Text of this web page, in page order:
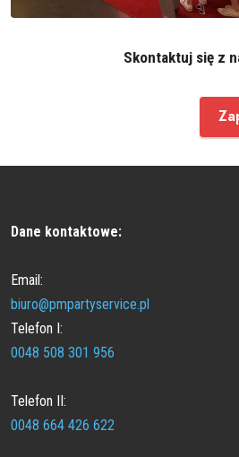
Skontaktuj się z
Dane kontaktowe:
Email:
biuro@pmpartyservice.pl
Telefon I:
0048 508 301 956
Telefon II:
0048 664 426 622